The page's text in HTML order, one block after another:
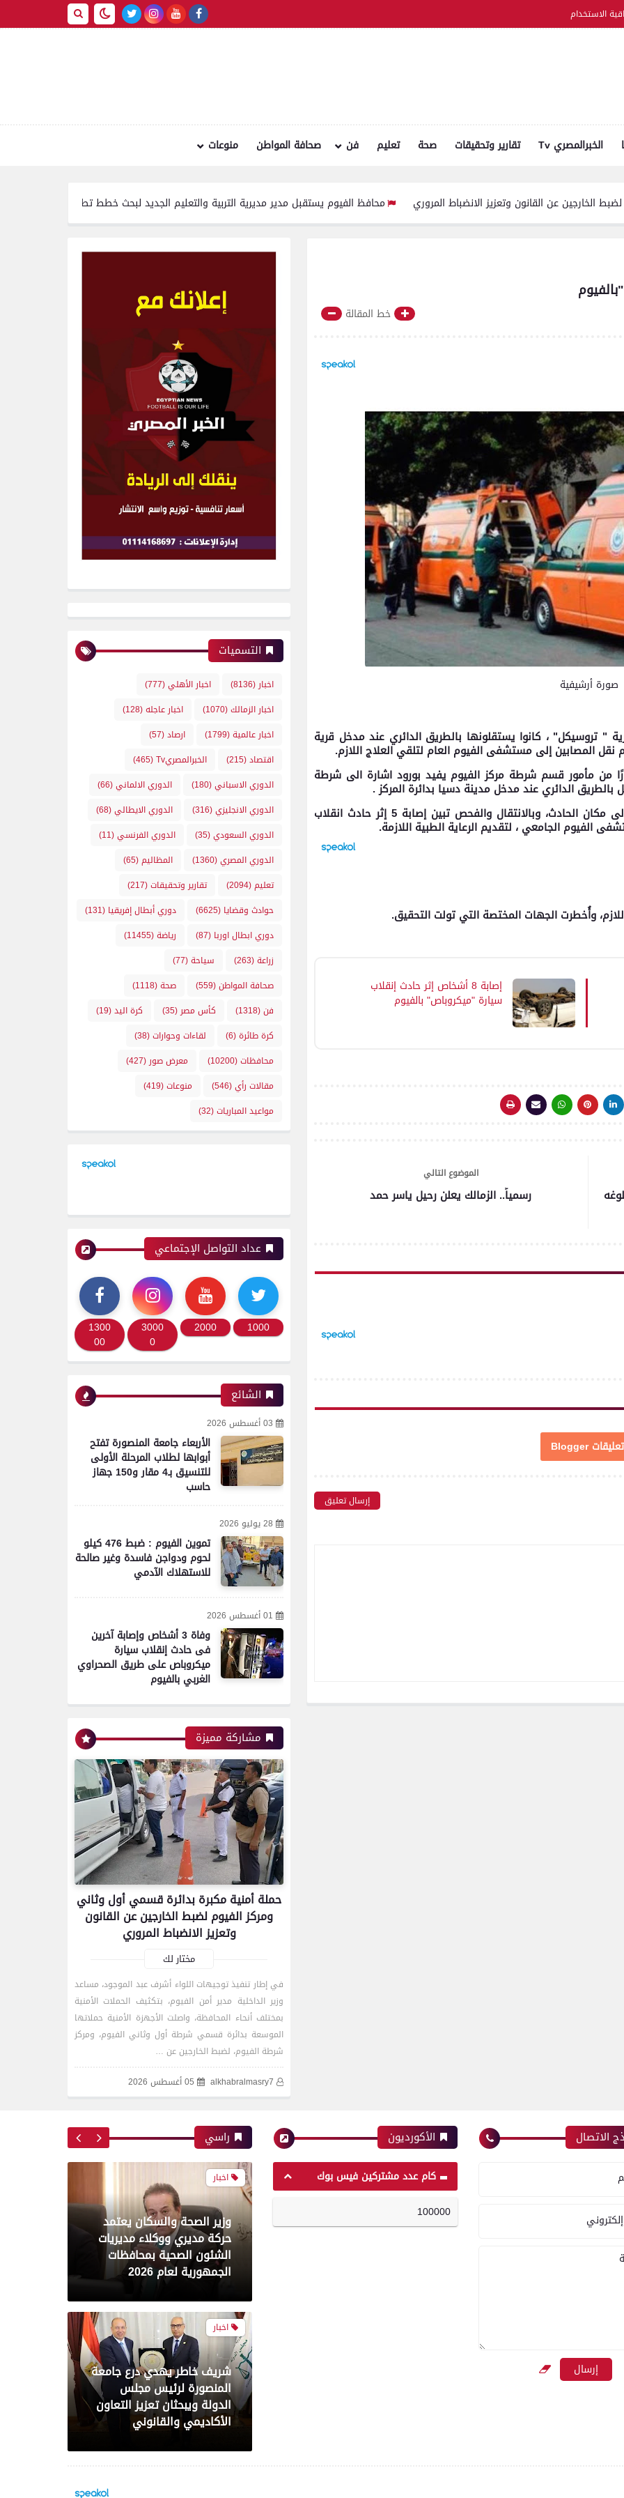
الاستخدام
الخبرالمصري Tv تقارير وتحقيقات صحة تعليم فن صحافة المواطن منوعات
القانون وتعزيز الانضباط المروري محافظ الفيوم يستقبل مدير مديرية التربية والتعليم الجديد لبحث خطط تطوير العملية التعليمية بالمحافظة
خط المقالة
صورة أرشيفية
" تروسيكل" ، كانوا يستقلونها بالطريق الدائري عند مدخل قرية
المصابين إلى مستشفى الفيوم العام لتلقي العلاج اللازم.
من مأمور قسم شرطة مركز الفيوم يفيد بورود اشارة الى شرطة
بالطريق الدائري عند مدخل مدينة دسيا بدائرة المركز .
وعلى الفور انتقلت قوات الأمن و3 سيارات إسعاف إلى مكان الحادث، وبالانتقال والفحص تبين إصابة 5 إثر حادث انقلاب
الفيوم الجامعي ، لتقديم الرعاية الطبية اللازمة.
اللازم، وأُخطرت الجهات المختصة التي تولت التحقيق.
إصابة 8 أشخاص إثر حادث إنقلاب
سيارة "ميكروباص" بالفيوم
الموضوع التالي
رسمياً.. الزمالك يعلن رحيل ياسر حمد
تعليقات Blogger
إرسال تعليق
التسميات
اخبار (8136) اخبار الأهلي(777)
اخبار الزمالك(1070) اخبار عاجله(128)
اخبار عالمية(1799) ارصاد(57)
اقتصاد(215) الخبرالمصريTv
(465)
الدوري الاسباني(180) الدوري الالماني(66)
الدوري الانجليزي(316) الدوري الايطالي(68)
الدوري السعودي(35) الدوري الفرنسي(11)
الدوري المصري(1360) المظاليم(65)
تعليم(2094) تقارير وتحقيقات(217)
حوادث وقضايا (6625) دوري أبطال إفريقيا (131)
دوري ابطال اوربا (87) رياضة(11455)
زراعة(263) سياحة(77)
صحافة المواطن(559) صحة(1118)
فن(1318) كأس مصر (35) كرة اليد(19)
كرة طائرة(6) لقاءات وحوارات(38)
محافظات(10200) معرض صور (427)
مقالات رأي(546) منوعات(419)
مواعيد المباريات(32)
عداد التواصل الإجتماعي
1000
2000
3000
0
1300
00
الشائع
03 أغسطس 2026
الأربعاء جامعة المنصورة تفتح
أبوابها لطلاب المرحلة الأولى
للتنسيق بـ4 مقار و150 جهاز
حاسب
28 يوليو 2026
تموين الفيوم : ضبط 476 كيلو
لحوم ودواجن فاسدة وغير صالحة
للاستهلاك الآدمي
01 أغسطس 2026
وفاة 3 أشخاص وإصابة آخرين
فى حادث إنقلاب سيارة
ميكروباص على طريق الصحراوي
الغربي بالفيوم
مشاركة مميزة
حملة أمنية مكبرة بدائرة قسمي أول وثاني
ومركز الفيوم لضبط الخارجين عن القانون
وتعزيز الانضباط المروري
مختار لك
في إطار تنفيذ توجيهات اللواء أشرف عبد الموجود، مساعد
وزير الداخلية مدير أمن الفيوم، بتكثيف الحملات الأمنية
بمختلف أنحاء المحافظة، واصلت الأجهزة الأمنية حملاتها
الموسعة بدائرة قسمي شرطة أول وثاني الفيوم، ومركز
شرطة الفيوم، لضبط الخارجين عن …
alkhabralmasry7
05 أغسطس 2026
الاتصال الأكورديون
كام عدد مشتركين فيس بوك
100000
راسي
محافظات
حملة أمنية مكبرة بدائرة
قسمي أول وثاني ومركز
الفيوم لضبط الخارجين عن
المروري
محافظات
محافظ الفيوم يستقبل مدير
مديرية التربية والتعليم الجديد
لبحث خطط تطوير العملية
التعليمية بالمحافظة
اخبار
نقابة الصحفيين تستنكر سلوك
فتاة واقعة الأوبر.. ليست
صحفية وغير مقيدة بجداول
النقابة
محافظات
تموين الفيوم: ضبط 4 طن
مصنعات لحوم وخامات إنتاج
منتهية الصلاحية وغير صالحة
وزير الصحة والسكان يعتمد
حركة مديري ووكلاء مديريات
الشئون الصحية بمحافظات
الجمهورية لعام 2026
اخبار
شريف خاطر يهدي درع جامعة
المنصورة لرئيس مجلس
الدولة ويبحثان تعزيز التعاون
الأكاديمي والقانوني
اخبار
الأربعاء جامعة المنصورة تفتح
أبوابها لطلاب المرحلة الأولى
للتنسيق بـ4 مقار و150 جهاز
حاسب